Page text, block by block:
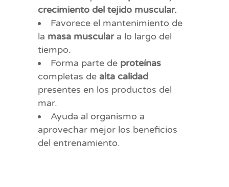
crecimiento del tejido muscular.
Favorece el mantenimiento de
la masa musculara lo largo del
tiempo.
Forma parte de proteínas
completas de alta calidad
presentes en los productos del
mar.
Ayuda al organismo a
aprovechar mejor los beneficios
del entrenamiento.